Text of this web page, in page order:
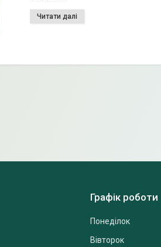
Графік роботи
Понеділок
Вівторок